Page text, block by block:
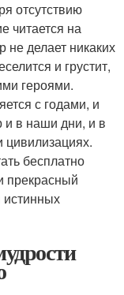
отсутствию
читается на
не делает никаких
и грустит,
героями.
с годами, и
и в наши дни, и в
бесплатно
прекрасный